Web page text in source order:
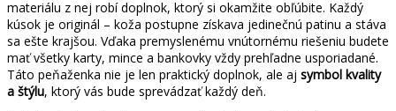
materiálu z nej robí doplnok, ktorý si okamžite obľúbite. Každý
kúsok je originál – koža postupne získava jedinečnú patinu a stáva
sa ešte krajšou. Vďaka premyslenému vnútornému riešeniu budete
mať všetky karty, mince a bankovky vždy prehľadne usporiadané.
Táto peňaženka nie je len praktický doplnok, ale aj symbol kvality
a štýlu, ktorý vás bude sprevádzať každý deň.